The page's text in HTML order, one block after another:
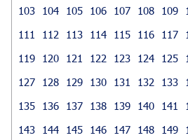
103
104 105 106 107 108 109
111
112 113 114 115 116 117
119
120 121 122 123 124 125
127
128 129 130 131 132 133
135
136 137 138 139 140 141
143
144 145 146 147 148 149